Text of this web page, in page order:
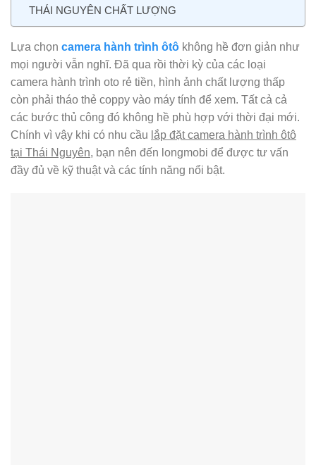
THÁI NGUYÊN CHẤT LƯỢNG
Lựa chọn camera hành trình ôtô không hề đơn giản như
mọi người vẫn nghĩ. Đã qua rồi thời kỳ của các loại
camera hành trình oto rẻ tiền, hình ảnh chất lượng thấp
còn phải tháo thẻ coppy vào máy tính để xem. Tất cả cả
các bước thủ công đó không hề phù hợp với thời đại mới.
Chính vì vậy khi có nhu cầu lắp đặt camera hành trình ôtô
tại Thái Nguyên, bạn nên đến longmobi để được tư vấn
đầy đủ về kỹ thuật và các tính năng nổi bật.